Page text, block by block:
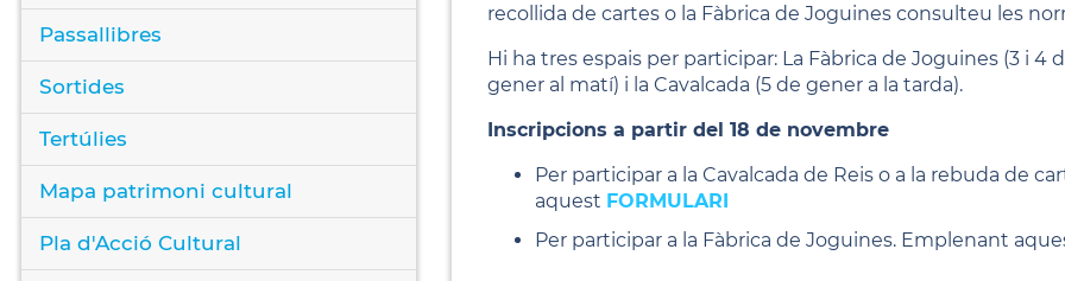
Passallibres
Sortides
Tertúlies
Mapa patrimoni cultural
Pla d'Acció Cultural
recollida de cartes o la Fàbrica de Joguines consulteu les
Hi ha tres espais per participar: La Fàbrica de Joguines (3 i 4
gener al matí) i la Cavalcada (5 de gener a la tarda).
Inscripcions a partir del 18 de novembre
Per participar a la Cavalcada de Reis o a la rebuda de
aquest FORMULARI
Per participar a la Fàbrica de Joguines. Emplenant